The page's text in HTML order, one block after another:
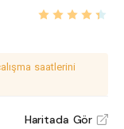
saatlerini
Haritada Gör V